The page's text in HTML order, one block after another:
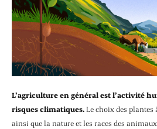
L’agriculture en général est l’activité
risques clima­tiques.Le choix des plantes
ainsi que la nature et les races des